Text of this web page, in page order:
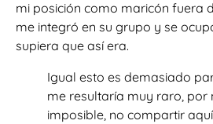
mi posición como maricón fuera
me integró en su grupo y se
supiera que así era.
Igual esto es demasiado
me resultaría muy raro, por
imposible, no compartir